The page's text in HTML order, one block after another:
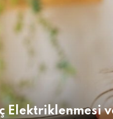
Elektriklenmesi